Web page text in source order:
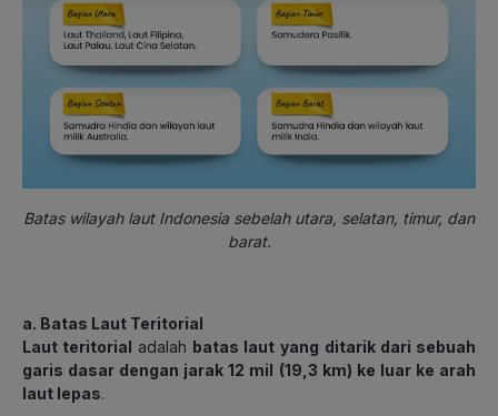
Batas wilayah laut Indonesia sebelah utara, selatan, timur, dan
barat.
a. Batas Laut Teritorial
Laut teritorial adalah batas laut yang ditarik dari sebuah
garis dasar dengan jarak 12 mil (19,3 km) ke luar ke arah
laut lepas.